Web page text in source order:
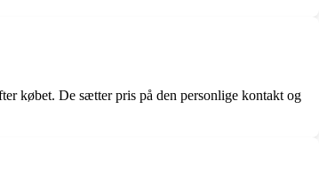
købet. De sætter pris på den personlige kontakt og